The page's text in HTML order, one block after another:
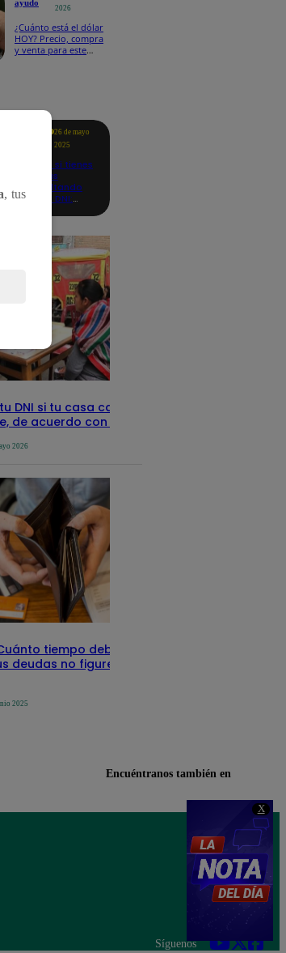
X
ayudo
2026
¿Cuánto está el dólar
HOY? Precio, compra
y venta para este
26 de mayo
2025
Revisa si tienes
deudas
consultando
con tu DNI:
DNI si tu casa califica
de acuerdo con el Sisfoh
2026
tiempo debe pasar
deudas no figuren en su
2025
, tus
Encuéntranos también en
Síguenos